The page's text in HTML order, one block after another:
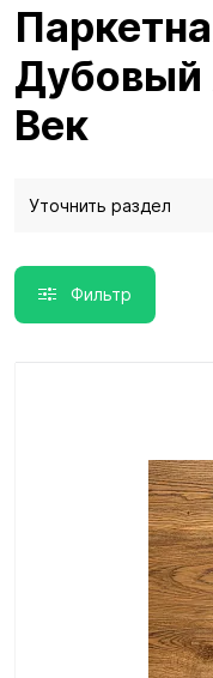
Дубовый
Век
Уточнить раздел
Фильтр